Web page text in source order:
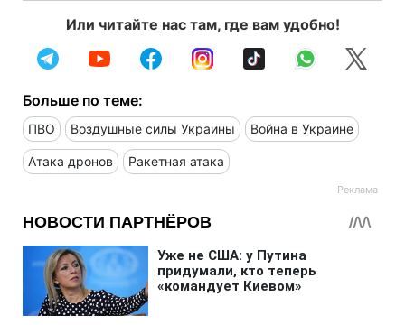
Или читайте нас там, где вам удобно!
Больше по теме:
ПВО Воздушные силы Украины Война в Украине
Атака дронов Ракетная атака